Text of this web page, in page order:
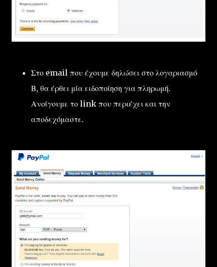
Στο email που έχουμε δηλώσει στο λογαριασμό
Β, θα έρθει μία ειδοποίηση για πληρωμή.
Ανοίγουμε το link που περιέχει και την
αποδεχόμαστε.